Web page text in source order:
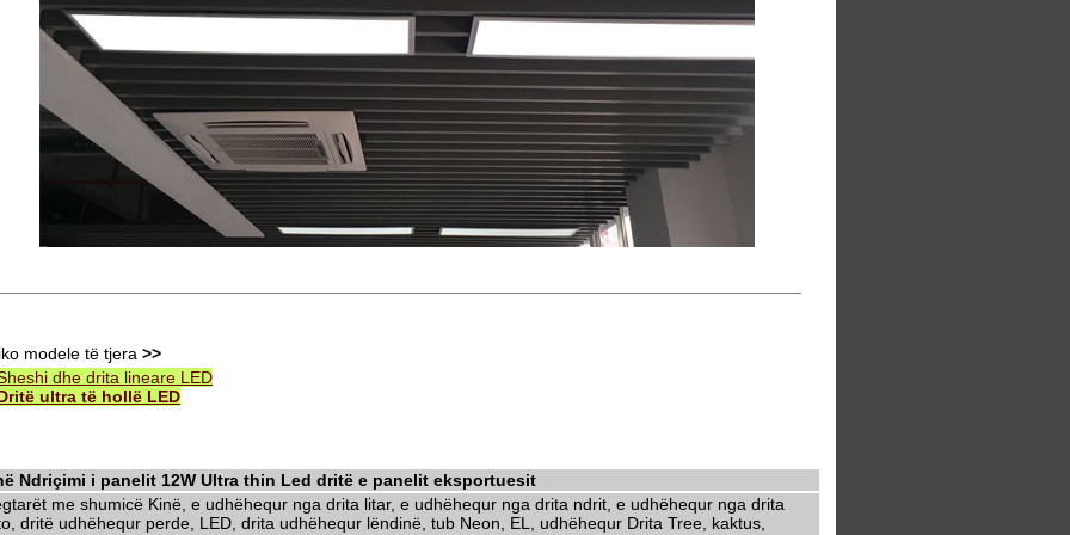
modele të tjera >>
dhe drita lineare LED
ultra të hollë LED
Ndriçimi i panelit 12W Ultra thin Led dritë e panelit eksportuesit
me shumicë Kinë, e udhëhequr nga drita litar, e udhëhequr nga drita ndrit, e udhëhequr nga drita
dritë udhëhequr perde, LED, drita udhëhequr lëndinë, tub Neon, EL, udhëhequr Drita Tree, kaktus,